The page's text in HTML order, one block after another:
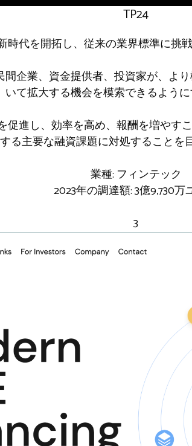
TP24
時代を開拓し、従来の業界標準に挑
企業、資金提供者、投資家が、よ
いて拡大する機会を模索できるように
促進し、効率を高め、報酬を増やす
する主要な融資課題に対処することを
業種: フィンテック
2023年の調達額: 3億9,730万
3